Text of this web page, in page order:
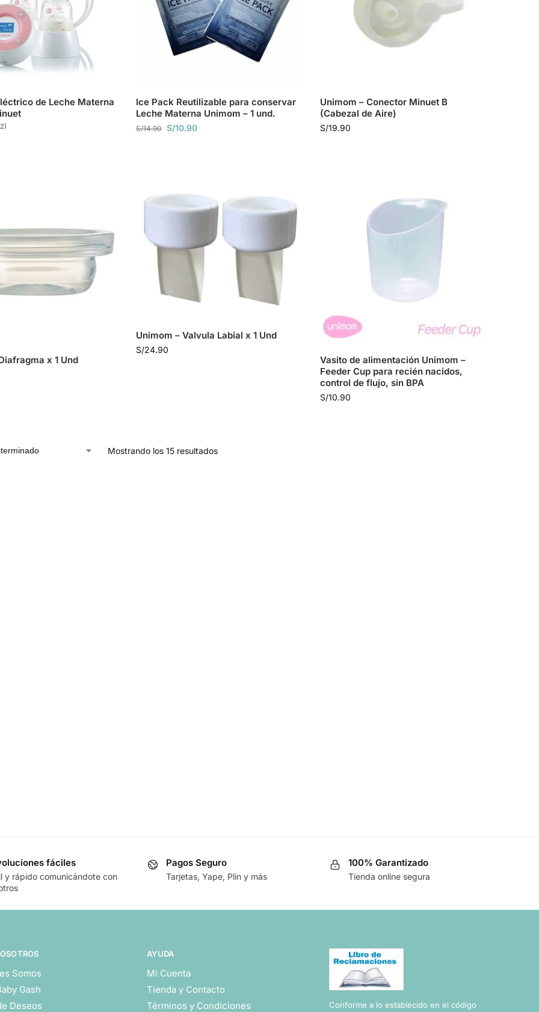
de Leche Materna
Ice Pack Reutilizable para conservar
Leche Materna Unimom – 1 und.
S/14.90 S/10.90
Unimom – Conector Minuet B
(Cabezal de Aire)
S/19.90
x 1 Und
Unimom – Valvula Labial x 1 Und
S/24.90
Vasito de alimentación Unimom –
Feeder Cup para recién nacidos,
control de flujo, sin BPA
S/10.90
Mostrando los 15 resultados
fáciles
y rápido comunicándote con
Pagos Seguro
Tarjetas, Yape, Plin y más
100% Garantizado
Tienda online segura
Somos
Gash
Deseos
AYUDA
Mi Cuenta
Tienda y Contacto
Términos y Condiciones
Conforme a lo establecido en el código